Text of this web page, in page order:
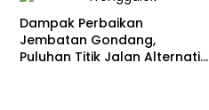
Dampak Perbaikan
Jembatan Gondang,
Puluhan Titik Jalan Alternatif